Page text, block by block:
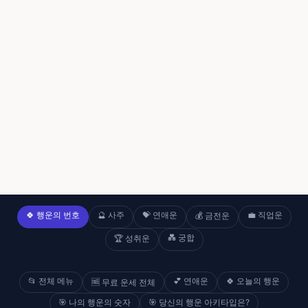
🍀 행운의 번호 🔮 사주 💝 연애운 💰 금전운 💼 직업운
🏆 성취운 💑 궁합
📂 전체 메뉴 🆓 무료 운세 전체 💕 연애운 🍀 오늘의 행운
🎯 나의 행운의 숫자
🎯 당신의 행운 아키타입은?